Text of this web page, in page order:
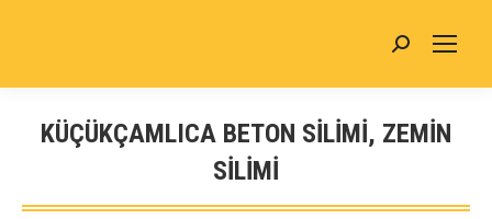
Search:
KÜÇÜKÇAMLICA BETON SİLİMİ, ZEMİN
SİLİMİ
You are here: